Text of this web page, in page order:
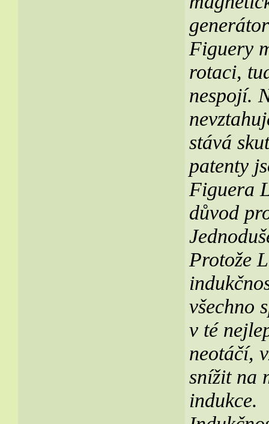
Figuery
rotaci,
nespojí.
stává
patenty
Figuera
důvod
Protože
všechno
v té
neotáčí,
snížit na
indukce.